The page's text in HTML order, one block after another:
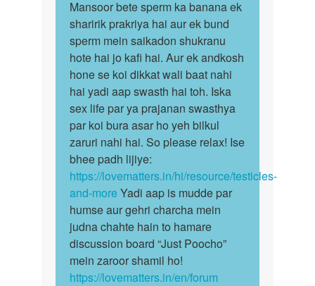
to
Mera
sperm
count
Bahot
kum
a…
by
Mansur
Mansoor
bete
sperm
ka
banana…
Mansoor bete sperm ka banana ek
sharirik prakriya hai aur ek bund
sperm mein saikadon shukranu
hote hai jo kafi hai. Aur ek andkosh
hone se koi dikkat wali baat nahi
hai yadi aap swasth hai toh. Iska
sex life par ya prajanan swasthya
par koi bura asar ho yeh bilkul
zaruri nahi hai. So please relax! Ise
bhee padh lijiye:
https://lovematters.in/hi/resource/testicles-
and-more Yadi aap is mudde par
humse aur gehri charcha mein
judna chahte hain to hamare
discussion board “Just Poocho”
mein zaroor shamil ho!
https://lovematters.in/en/forum